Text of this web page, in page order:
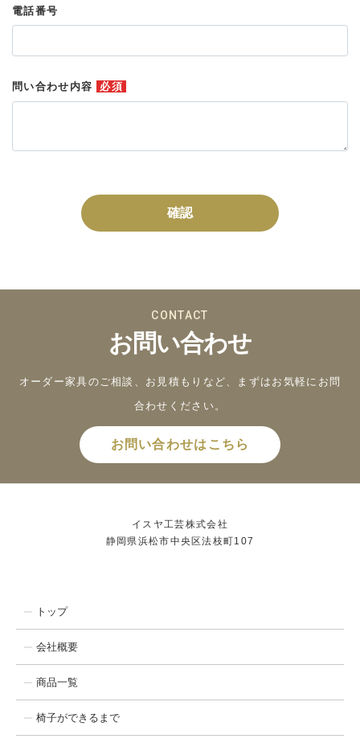
電話番号
問い合わせ内容 必須
確認
CONTACT
お問い合わせ
オーダー家具のご相談、お見積もりなど、まずはお気軽にお問
合わせください。
お問い合わせはこちら
イスヤ工芸株式会社
静岡県浜松市中央区法枝町107
トップ
会社概要
商品一覧
椅子ができるまで